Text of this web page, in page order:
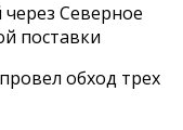
Северное
поставки
обход трех